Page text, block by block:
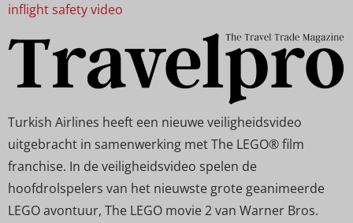
inflight safety video
Turkish Airlines heeft een nieuwe veiligheidsvideo
uitgebracht in samenwerking met The LEGO® film
franchise. In de veiligheidsvideo spelen de
hoofdrolspelers van het nieuwste grote geanimeerde
LEGO avontuur, The LEGO movie 2 van Warner Bros.